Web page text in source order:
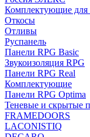
Комплектующие для
Откосы
Отливы
Руспанель
Панели RPG Basic
Звукоизоляция RPG
Панели RPG Real
Комплектующие
Панели RPG Optima
Теневые и скрытые
FRAMEDOORS
LACONISTIQ